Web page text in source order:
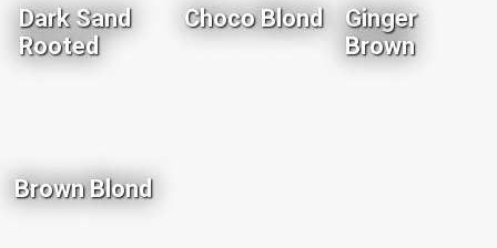
Dark Sand
Rooted
Choco Blond
Ginger
Brown
Brown Blond